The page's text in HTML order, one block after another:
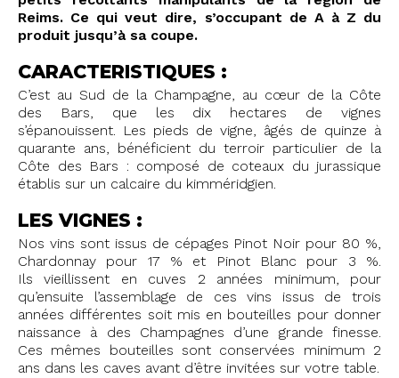
Reims. Ce qui veut dire, s’occupant de A à Z du
produit jusqu’à sa coupe.
CARACTERISTIQUES :
C’est au Sud de la Champagne, au cœur de la Côte
des Bars, que les dix hectares de vignes
s’épanouissent. Les pieds de vigne, âgés de quinze à
quarante ans, bénéficient du terroir particulier de la
Côte des Bars : composé de coteaux du jurassique
établis sur un calcaire du kimméridgien.
LES VIGNES :
Nos vins sont issus de cépages Pinot Noir pour 80 %,
Chardonnay pour 17 % et Pinot Blanc pour 3 %.
Ils vieillissent en cuves 2 années minimum, pour
qu’ensuite l’assemblage de ces vins issus de trois
années différentes soit mis en bouteilles pour donner
naissance à des Champagnes d’une grande finesse.
Ces mêmes bouteilles sont conservées minimum 2
ans dans les caves avant d’être invitées sur votre table.